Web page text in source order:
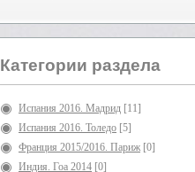
Категории раздела
Испания 2016. Мадрид [11]
Испания 2016. Толедо [5]
Франция 2015/2016. Париж [0]
Индия. Гоа 2014 [0]